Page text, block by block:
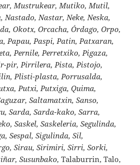
Mustrukear, Mutiko, Mutil,
Nastar, Neke, Neska,
Okotx, Orcacha, Órdago, Orpo,
Papau, Paspi, Patin, Patxaran,
Pernile, Perretxiko, Pigaza,
pir, Pirrilera, Pista, Pistojo,
Plisti-plasta, Porrusalda,
Putxi, Putxiga, Quima,
Saltamatxin, Sanso,
Sarda, Sarda-kako, Sarra,
Saskel, Saskeleria, Segulinda,
Sespal, Sigulinda, Sil,
Sirau, Sirimiri, Sirri, Sorki,
Susunbako, Talaburrin, Talo,